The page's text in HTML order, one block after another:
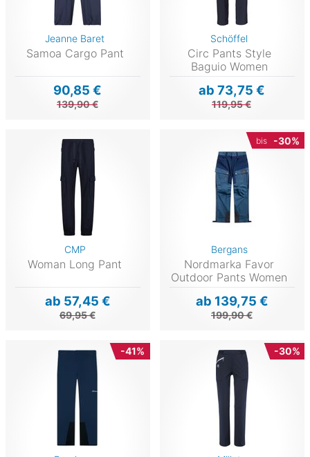
Jeanne Baret
Samoa Cargo Pant
90,85 €
139,90 €
Schöffel
Circ Pants Style
Baguio Women
ab 73,75 €
119,95 €
CMP
Woman Long Pant
ab 57,45 €
69,95 €
bis -30%
Bergans
Nordmarka Favor
Outdoor Pants Women
ab 139,75 €
199,90 €
-41% -30%